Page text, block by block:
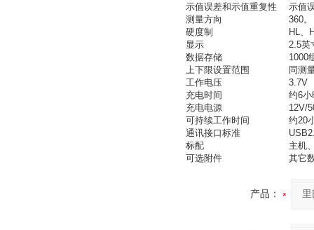
示值误差和示值重复性
示值
测量方向
360。
硬度制
HL、
显示
2.5英
数据存储
1000
上下限设置范围
同测
工作电压
3.7V
充电时间
约6小
充电电源
12V/
可持续工作时间
约20
通讯接口标准
标配
主机
可选附件
其它
产品：